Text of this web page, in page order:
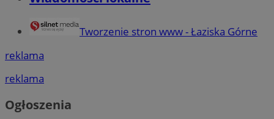
Tworzenie stron www - Łaziska Górne
reklama
reklama
Ogłoszenia